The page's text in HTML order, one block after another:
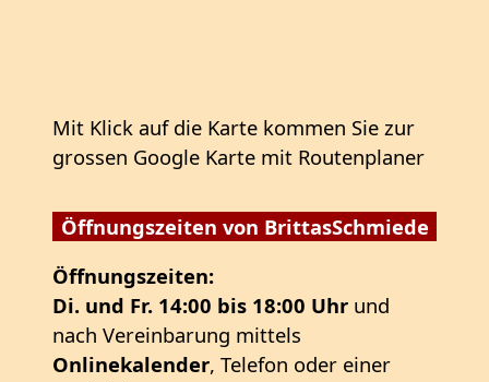
Mit Klick auf die Karte kommen Sie zur
grossen Google Karte mit Routenplaner
Öffnungszeiten von BrittasSchmiede
Öffnungszeiten:
Di. und Fr. 14:00 bis 18:00 Uhr und
nach Vereinbarung mittels
Onlinekalender, Telefon oder einer